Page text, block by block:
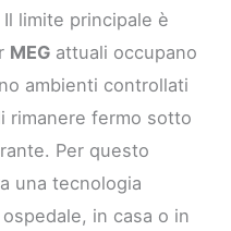
limite principale è
MEG attuali occupano
ambienti controllati
rimanere fermo sotto
Per questo
una tecnologia
in casa o in